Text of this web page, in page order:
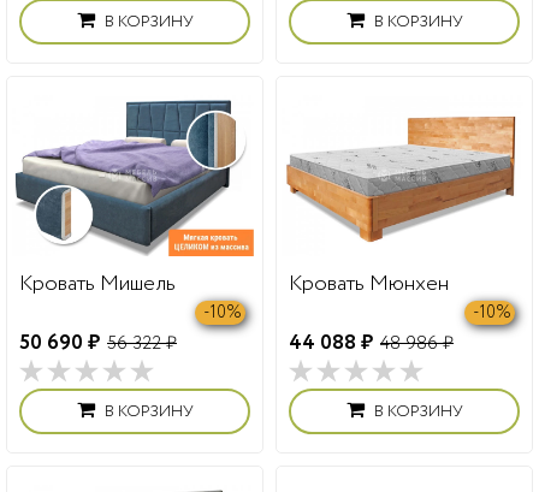
В КОРЗИНУ В КОРЗИНУ
Кровать Мишель
50 690 ₽ 56 322 ₽
-10%
В КОРЗИНУ
Кровать Мюнхен
44 088 ₽ 48 986 ₽
-10%
В КОРЗИНУ